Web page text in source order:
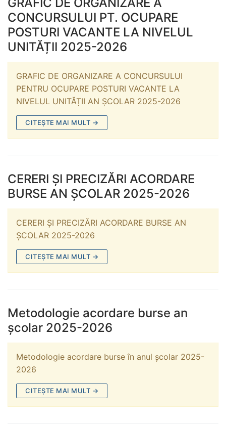
CONCURSULUI PT. OCUPARE
POSTURI VACANTE LA NIVELUL
UNITĂȚII 2025-2026
GRAFIC DE ORGANIZARE A CONCURSULUI
PENTRU OCUPARE POSTURI VACANTE LA
NIVELUL UNITĂȚII AN ȘCOLAR 2025-2026
CITEȘTE MAI MULT →
CERERI ŞI PRECIZĂRI ACORDARE
BURSE AN ŞCOLAR 2025-2026
CERERI ŞI PRECIZĂRI ACORDARE BURSE AN
ŞCOLAR 2025-2026
CITEȘTE MAI MULT →
Metodologie acordare burse an
școlar 2025-2026
Metodologie acordare burse în anul școlar 2025-
2026
CITEȘTE MAI MULT →